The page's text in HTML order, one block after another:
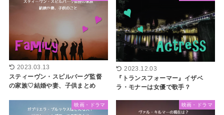
2023.03.13
スティーヴン・スピルバーグ監督
の家族♡結婚や妻、子供まとめ
2023.12.03
『トランスフォーマー』イザベ
ラ・モナーは女優で歌手？
映画・ドラマ 映画・ドラマ